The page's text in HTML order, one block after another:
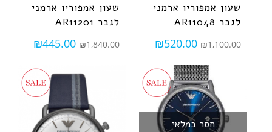
שעון אמפוריו ארמני
לגבר AR11048
₪1,100.00
₪520.00
שעון אמפוריו ארמני
לגבר AR11201
₪1,840.00
₪445.00
חסר במלאי